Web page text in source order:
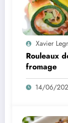
Xavier
Rouleaux
fromage
14/06/